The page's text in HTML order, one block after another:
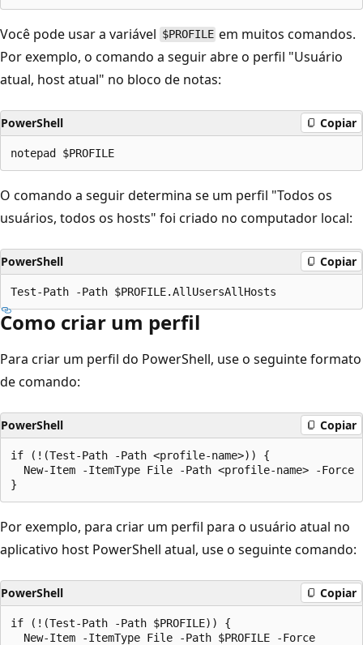
Você pode usar a variável $PROFILE em muitos comandos.
Por exemplo, o comando a seguir abre o perfil "Usuário
atual, host atual" no bloco de notas:
PowerShell Copiar
O comando a seguir determina se um perfil "Todos os
usuários, todos os hosts" foi criado no computador local:
PowerShell Copiar
Como criar um perfil
Para criar um perfil do PowerShell, use o seguinte formato
de comando:
PowerShell Copiar
if (!(Test-Path -Path <profile-name>)) {
  New-Item -ItemType File -Path <profile-name> -Force
Por exemplo, para criar um perfil para o usuário atual no
aplicativo host PowerShell atual, use o seguinte comando:
PowerShell Copiar
if (!(Test-Path -Path $PROFILE)) {
  New-Item -ItemType File -Path $PROFILE -Force